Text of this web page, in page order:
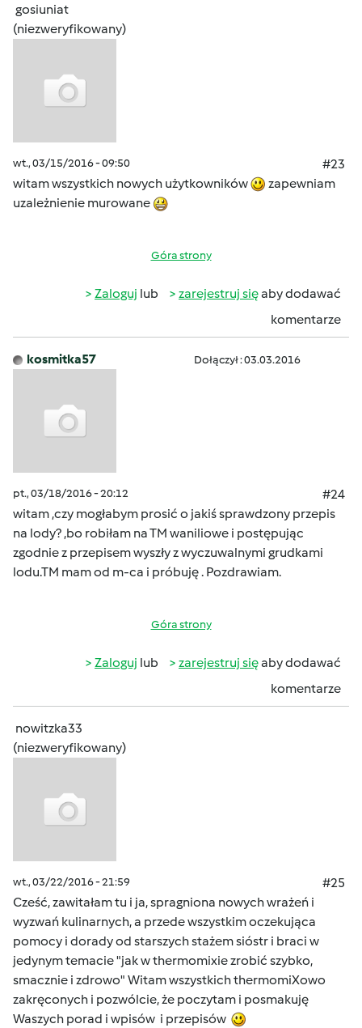
gosiuniat
(niezweryfikowany)
wt., 03/15/2016 - 09:50
#23
witam wszystkich nowych użytkowników
zapewniam
uzależnienie murowane
Góra strony
Zaloguj lub zarejestruj sięaby dodawać
komentarze
kosmitka57 Dołączył : 03.03.2016
pt., 03/18/2016 - 20:12
#24
witam ,czy mogłabym prosić o jakiś sprawdzony przepis
na lody? ,bo robiłam na TM waniliowe i postępując
zgodnie z przepisem wyszły z wyczuwalnymi grudkami
lodu.TM mam od m-ca i próbuję . Pozdrawiam.
Góra strony
Zaloguj lub zarejestruj sięaby dodawać
komentarze
nowitzka33
(niezweryfikowany)
wt., 03/22/2016 - 21:59
#25
Cześć, zawitałam tu i ja, spragniona nowych wrażeń i
wyzwań kulinarnych, a przede wszystkim oczekująca
pomocy i dorady od starszych stażem sióstr i braci w
jedynym temacie "jak w thermomixie zrobić szybko,
smacznie i zdrowo" Witam wszystkich thermomiXowo
zakręconych i pozwólcie, że poczytam i posmakuję
Waszych porad i wpisów i przepisów